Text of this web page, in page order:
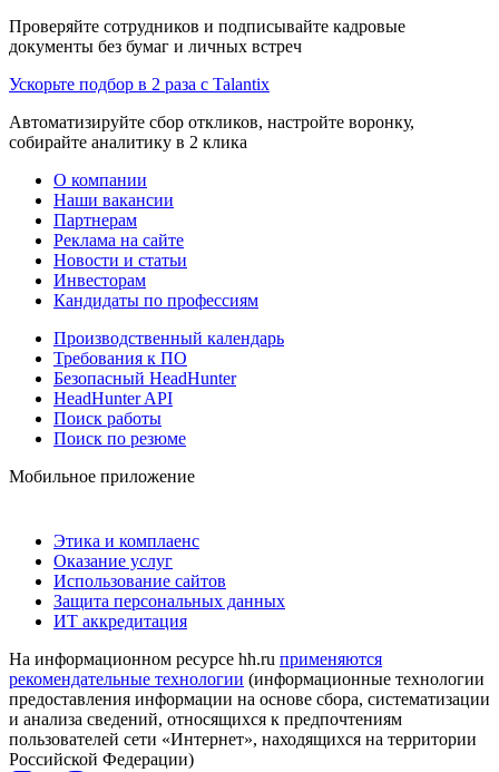
Проверяйте сотрудников и подписывайте кадровые
документы без бумаг и личных встреч
Ускорьте подбор в 2 раза с Talantix
Автоматизируйте сбор откликов, настройте воронку,
собирайте аналитику в 2 клика
О компании
Наши вакансии
Партнерам
Реклама на сайте
Новости и статьи
Инвесторам
Кандидаты по профессиям
Производственный календарь
Требования к ПО
Безопасный HeadHunter
HeadHunter API
Поиск работы
Поиск по резюме
Мобильное приложение
Этика и комплаенс
Оказание услуг
Использование сайтов
Защита персональных данных
ИТ аккредитация
На информационном ресурсе hh.ru применяются
рекомендательные технологии (информационные технологии
предоставления информации на основе сбора, систематизации
и анализа сведений, относящихся к предпочтениям
пользователей сети «Интернет», находящихся на территории
Российской Федерации)